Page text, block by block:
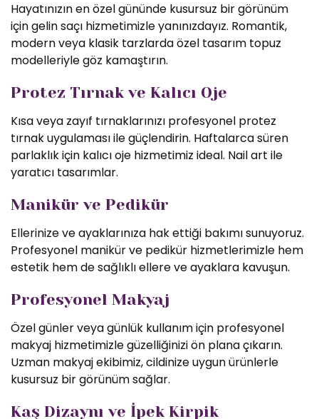
Hayatınızın en özel gününde kusursuz bir görünüm
için gelin saçı hizmetimizle yanınızdayız. Romantik,
modern veya klasik tarzlarda özel tasarım topuz
modelleriyle göz kamaştırın.
Protez Tırnak ve Kalıcı Oje
Kısa veya zayıf tırnaklarınızı profesyonel protez
tırnak uygulaması ile güçlendirin. Haftalarca süren
parlaklık için kalıcı oje hizmetimiz ideal. Nail art ile
yaratıcı tasarımlar.
Manikür ve Pedikür
Ellerinize ve ayaklarınıza hak ettiği bakımı sunuyoruz.
Profesyonel manikür ve pedikür hizmetlerimizle hem
estetik hem de sağlıklı ellere ve ayaklara kavuşun.
Profesyonel Makyaj
Özel günler veya günlük kullanım için profesyonel
makyaj hizmetimizle güzelliğinizi ön plana çıkarın.
Uzman makyaj ekibimiz, cildinize uygun ürünlerle
kusursuz bir görünüm sağlar.
Kaş Dizaynı ve İpek Kirpik